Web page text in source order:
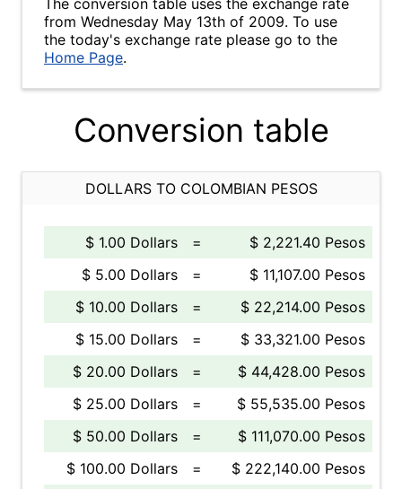
The conversion table uses the exchange rate
from Wednesday May 13th of 2009. To use
the today's exchange rate please go to the
Home Page.
Conversion table
DOLLARS TO COLOMBIAN PESOS
$ 1.00 Dollars =
$ 2,221.40 Pesos
$ 5.00 Dollars
=
$ 11,107.00 Pesos
$ 10.00 Dollars
=
$ 22,214.00 Pesos
$ 15.00 Dollars
=
$ 33,321.00 Pesos
$ 20.00 Dollars
=
$ 44,428.00 Pesos
$ 25.00 Dollars
=
$ 55,535.00 Pesos
$ 50.00 Dollars
=
$ 111,070.00 Pesos
$ 100.00 Dollars
=
$ 222,140.00 Pesos